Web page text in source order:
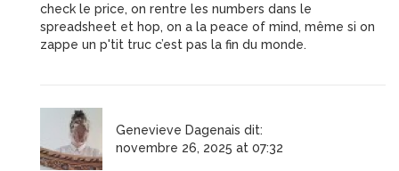
check le price, on rentre les numbers dans le
spreadsheet et hop, on a la peace of mind, même si on
zappe un p'tit truc c’est pas la fin du monde.
Genevieve Dagenais dit:
novembre 26, 2025 at 07:32